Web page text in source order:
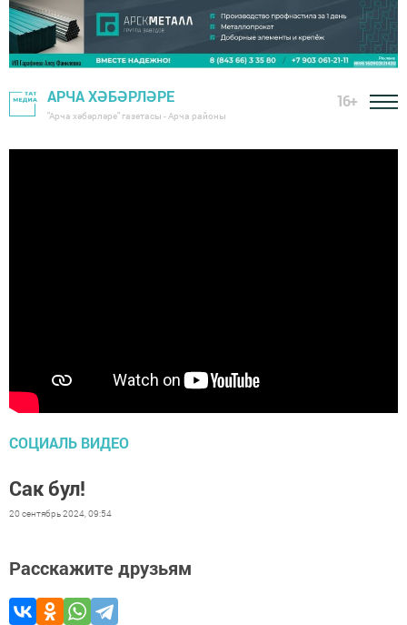
АРЧА ХӘБӘРЛӘРЕ
"Арча хәбәрләре" газетасы - Арча районы
16+
СОЦИАЛЬ ВИДЕО
Сак бул!
20 сентябрь 2024, 09:54
Расскажите друзьям